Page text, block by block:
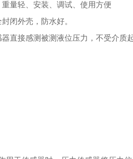
量轻、安装、调试、使用方便
闭外壳，防水好。
接感测被测液位压力，不受介质起